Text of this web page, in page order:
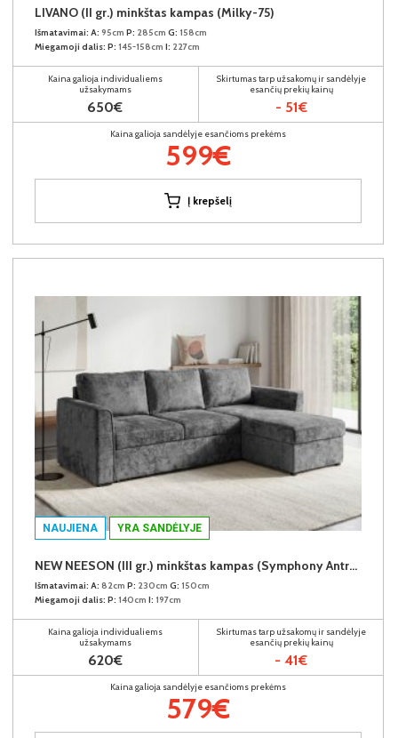
LIVANO (II gr.) minkštas kampas (Milky-75)
Išmatavimai: A: 95cm P: 285cm G: 158cm
Miegamoji dalis: P: 145-158cm I: 227cm
Kaina galioja individualiems
užsakymams
650€
Skirtumas tarp užsakomų ir sandėlyje
esančių prekių kainų
- 51€
Kaina galioja sandėlyje esančioms prekėms
599€
Į krepšelį
NAUJIENA YRA SANDĖLYJE
NEW NEESON (III gr.) minkštas kampas (Symphony Antracite-20)
Išmatavimai: A: 82cm P: 230cm G: 150cm
Miegamoji dalis: P: 140cm I: 197cm
Kaina galioja individualiems
užsakymams
620€
Skirtumas tarp užsakomų ir sandėlyje
esančių prekių kainų
- 41€
Kaina galioja sandėlyje esančioms prekėms
579€